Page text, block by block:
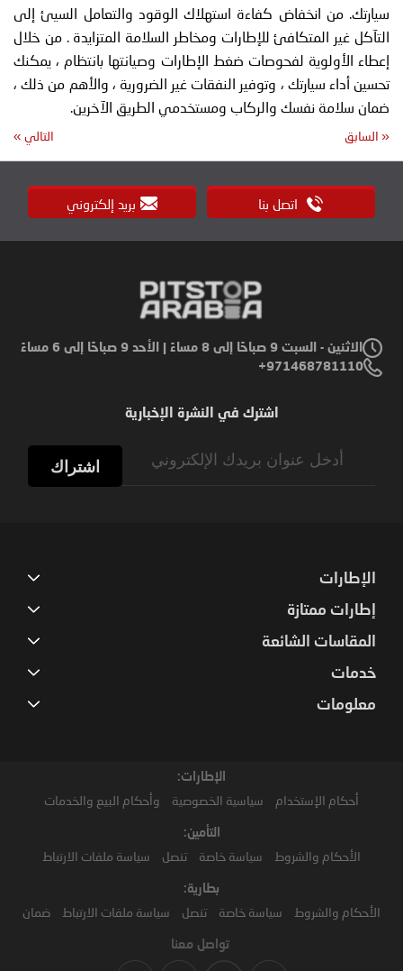
سيارتك. من انخفاض كفاءة استهلاك الوقود والتعامل السيئ إلى
التآكل غير المتكافئ للإطارات ومخاطر السلامة المتزايدة . من خلال
إعطاء الأولوية لفحوصات ضغط الإطارات وصيانتها بانتظام ، يمكنك
تحسين أداء سيارتك ، وتوفير النفقات غير الضرورية ، والأهم من ذلك ،
ضمان سلامة نفسك والركاب ومستخدمي الطريق الآخرين.
« السابق التالي »
اتصل بنا بريد إلكتروني
الاثنين - السبت 9 صباحًا إلى 8 مساءً | الأحد 9 صباحًا إلى 6 مساءً
971468781110+
اشترك في النشرة الإخبارية
اشتراك
الإطارات
إطارات ممتازة
المقاسات الشائعة
خدمات
معلومات
الإطارات:
أحكام الإستخدام سياسية الخصوصية وأحكام البيع والخدمات
التأمين:
الأحكام والشروط سياسة خاصة تنصل سياسة ملفات الارتباط
بطارية:
الأحكام والشروط سياسة خاصة تنصل سياسة ملفات الارتباط ضمان
تواصل معنا